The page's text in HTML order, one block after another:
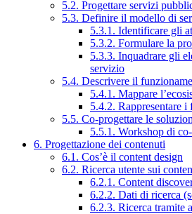
5.2. Progettare servizi
5.3. Definire il modello di
5.3.1. Identificare gli
5.3.2. Formulare la
5.3.3. Inquadrare gli
servizio
5.4. Descrivere il
5.4.1. Mappare
5.4.2. Rappresentare
5.5. Co-progettare le
5.5.1. Workshop di
6. Progettazione dei contenuti
6.1. Cos’è il content design
6.2. Ricerca utente sui
6.2.1. Content
6.2.2. Dati di ricerca
6.2.3. Ricerca tramite